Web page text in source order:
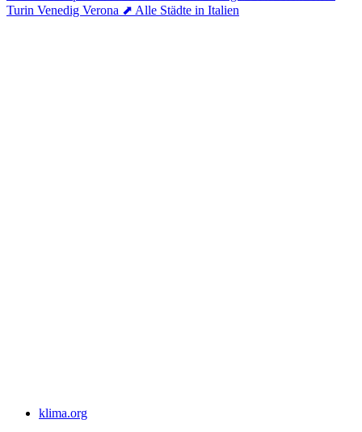
Turin Venedig Verona ⬈ Alle Städte in Italien
klima.org